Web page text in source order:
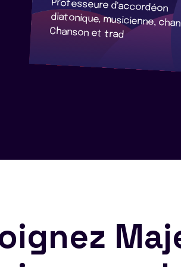
Professeure d'accordéon
diatonique, musicienne, chanteuse.
Chanson et trad